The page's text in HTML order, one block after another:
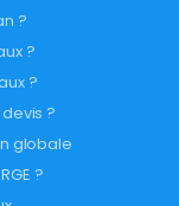
?
?
?
?
globale
?